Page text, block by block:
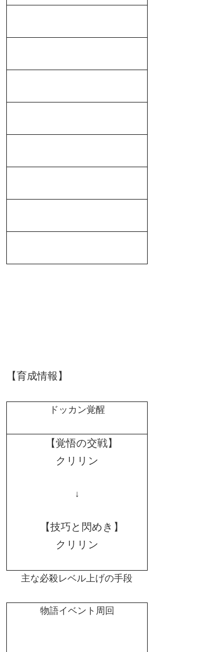
【育成情報】
ドッカン覚醒
【覚悟の交戦】
クリリン
↓
【技巧と閃めき】
クリリン
主な必殺レベル上げの手段
物語イベント周回